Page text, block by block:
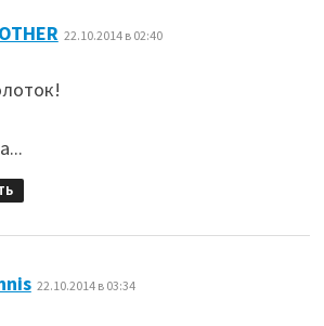
22.10.2014 в 02:40
: 22.10.2014 в 03:34